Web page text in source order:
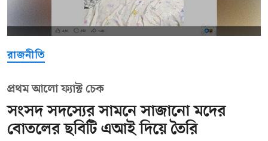
রাজনীতি
প্রথম আলো ফ্যাক্ট চেক
সংসদ সদস্যের সামনে সাজানো মদের
বোতলের ছবিটি এআই দিয়ে তৈরি